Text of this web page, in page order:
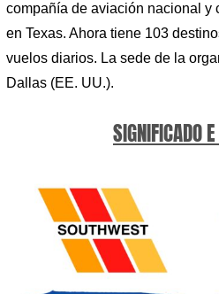
compañía de aviación nacional y
en Texas. Ahora tiene 103
vuelos diarios. La sede de la
Dallas (EE. UU.).
SIGNIFICADO